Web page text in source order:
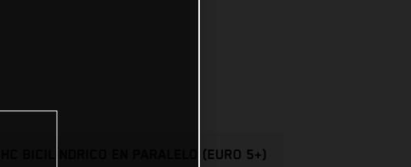
BICILÍNDRICO EN PARALELO (EURO 5+)